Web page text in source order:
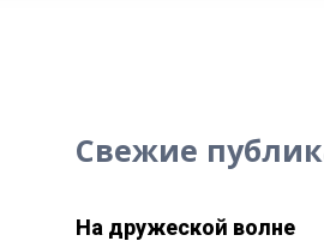
Свежие
На дружеской волне